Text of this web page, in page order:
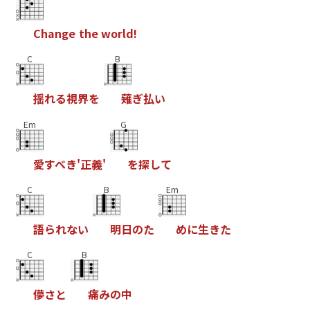
Change theworld!
C
揺れる視界を
B
薙ぎ払い
Em
愛すべき'正義'
G
を探して
C
語られない
B
明日のた
Em
めに生きた
C
儚さと
B
痛みの中